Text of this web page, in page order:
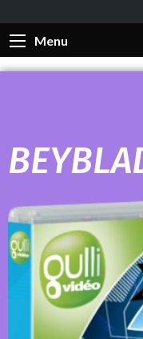
Menu